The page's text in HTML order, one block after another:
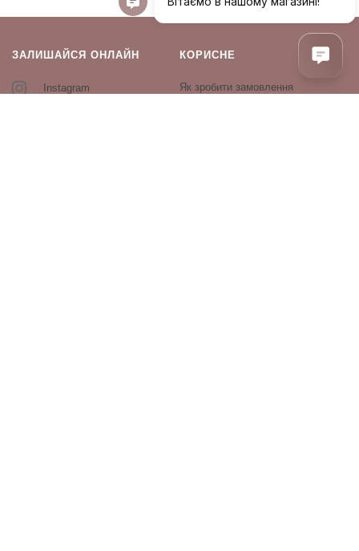
ЗАЛИШАЙСЯ ОНЛАЙН
Instagram
КОРИСНЕ
Як зробити замовлення